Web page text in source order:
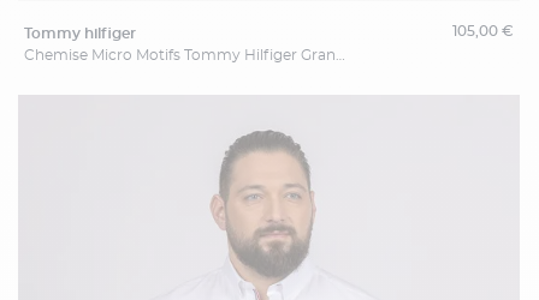
tommy hilfiger
105,00 €